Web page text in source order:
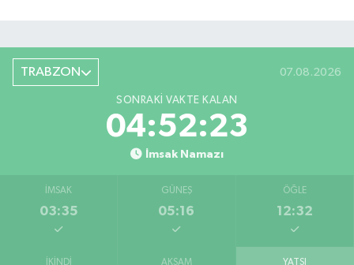
TRABZON 07.08.2026
SONRAKI VAKTE KALAN
04:52:22
İmsak Namazı
İMSAK
03:35
GÜNEŞ
05:16
ÖĞLE
12:32
İKINDI AKŞAM YATSI